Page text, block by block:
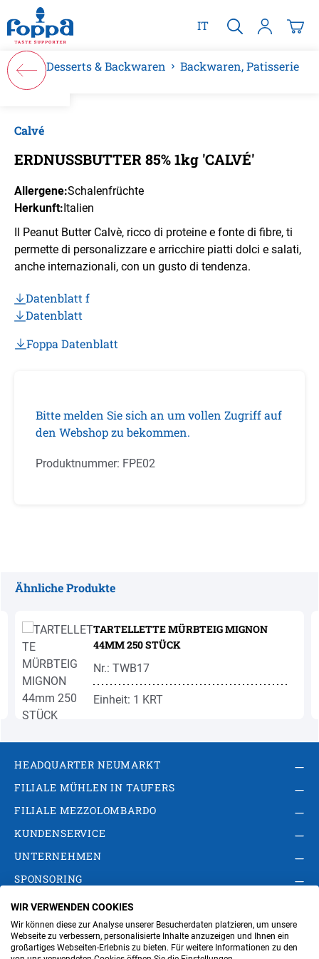
springen
IT
Desserts & Backwaren Backwaren, Patisserie
Calvé
ERDNUSSBUTTER 85% 1kg 'CALVÉ'
Allergene:Schalenfrüchte
Herkunft:Italien
Il Peanut Butter Calvè, ricco di proteine e fonte di fibre, ti
permette di personalizzare e arricchire piatti dolci e salati,
anche internazionali, con un gusto di tendenza.
Datenblatt f
Datenblatt
Foppa Datenblatt
Bitte melden Sie sich an um vollen Zugriff auf
den Webshop zu bekommen.
Produktnummer: FPE02
Ähnliche Produkte
TARTELLETTE MÜRBTEIG MIGNON
44MM 250 STÜCK
Nr.: TWB17
Einheit: 1 KRT
HEADQUARTER NEUMARKT
FILIALE MÜHLEN IN TAUFERS
FILIALE MEZZOLOMBARDO
KUNDENSERVICE
UNTERNEHMEN
SPONSORING
AGB Privacy Policy
Impressum
Cookie-Einstellungen ändern
Verwaltung
WIR VERWENDEN COOKIES
Wir können diese zur Analyse unserer Besucherdaten platzieren, um unsere
Webseite zu verbessern, personalisierte Inhalte anzuzeigen und Ihnen ein
großartiges Webseiten-Erlebnis zu bieten. Für weitere Informationen zu den